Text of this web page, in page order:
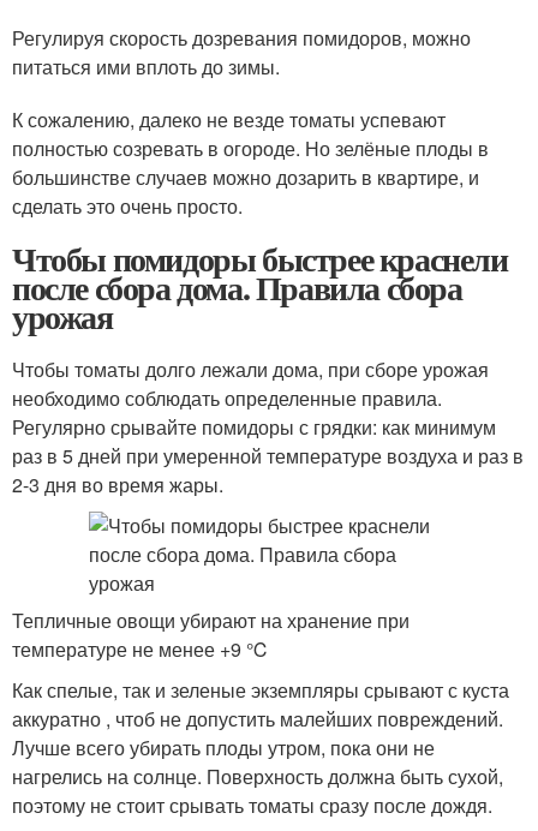
Регулируя скорость дозревания помидоров, можно
питаться ими вплоть до зимы.
К сожалению, далеко не везде томаты успевают
полностью созревать в огороде. Но зелёные плоды в
большинстве случаев можно дозарить в квартире, и
сделать это очень просто.
Чтобы помидоры быстрее краснели
после сбора дома. Правила сбора
урожая
Чтобы томаты долго лежали дома, при сборе урожая
необходимо соблюдать определенные правила.
Регулярно срывайте помидоры с грядки: как минимум
раз в 5 дней при умеренной температуре воздуха и раз в
2-3 дня во время жары.
Тепличные овощи убирают на хранение при
температуре не менее +9 ℃
Как спелые, так и зеленые экземпляры срывают с куста
аккуратно , чтоб не допустить малейших повреждений.
Лучше всего убирать плоды утром, пока они не
нагрелись на солнце. Поверхность должна быть сухой,
поэтому не стоит срывать томаты сразу после дождя.